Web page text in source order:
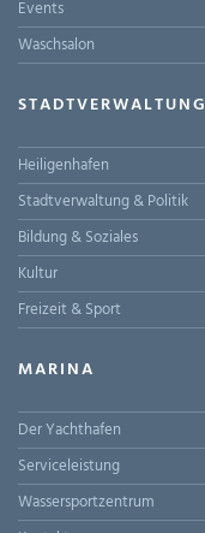
Events
Waschsalon
STADTVERWALTUNG
Heiligenhafen
Stadtverwaltung & Politik
Bildung & Soziales
Kultur
Freizeit & Sport
MARINA
Der Yachthafen
Serviceleistung
Wassersportzentrum